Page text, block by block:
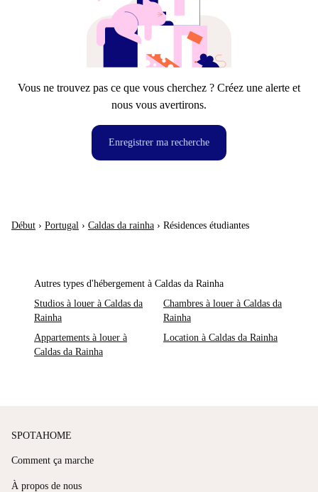
Vous ne trouvez pas ce que vous cherchez ? Créez une alerte et
nous vous avertirons.
Enregistrer ma recherche
Début › Portugal › Caldas da rainha › Résidences étudiantes
Autres types d'hébergement à Caldas da Rainha
Studios à louer à Caldas da
Rainha
Chambres à louer à Caldas da
Rainha
Appartements à louer à
Caldas da Rainha
Location à Caldas da Rainha
SPOTAHOME
Comment ça marche
À propos de nous